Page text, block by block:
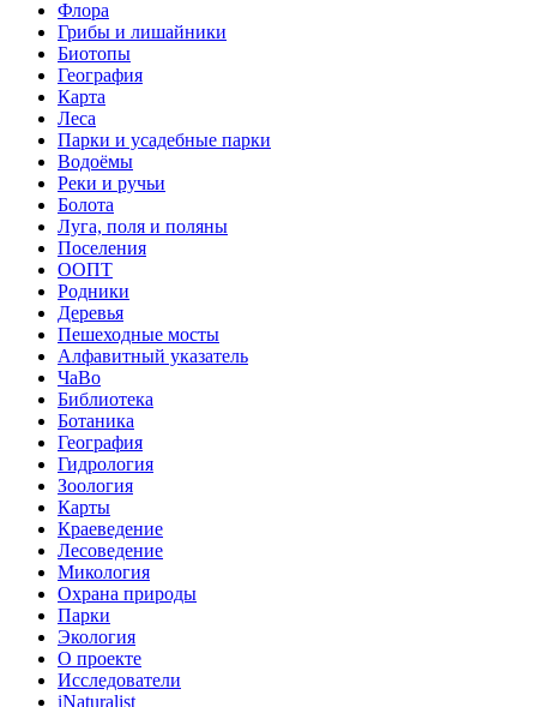
Флора
Грибы и лишайники
Биотопы
География
Карта
Леса
Парки и усадебные парки
Водоёмы
Реки и ручьи
Болота
Луга, поля и поляны
Поселения
ООПТ
Родники
Деревья
Пешеходные мосты
Алфавитный указатель
ЧаВо
Библиотека
Ботаника
География
Гидрология
Зоология
Карты
Краеведение
Лесоведение
Микология
Охрана природы
Парки
Экология
О проекте
Исследователи
iNaturalist